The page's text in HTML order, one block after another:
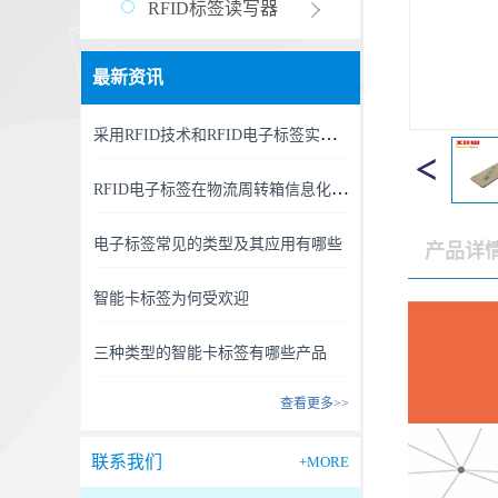
RFID标签读写器
最新资讯
采用RFID技术和RFID电子标签实现精准、高效的RFID资产管理新时代
RFID电子标签在物流周转箱信息化中的利用
电子标签常见的类型及其应用有哪些
智能卡标签为何受欢迎
三种类型的智能卡标签有哪些产品
查看更多>>
联系我们 +MORE
产品详